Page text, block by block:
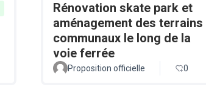
Rénovation skate park et
aménagement des terrains
communaux le long de la
voie ferrée
Proposition officielle 0